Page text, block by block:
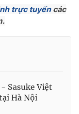
trực tuyếncác
Sasuke Việt
Hà Nội